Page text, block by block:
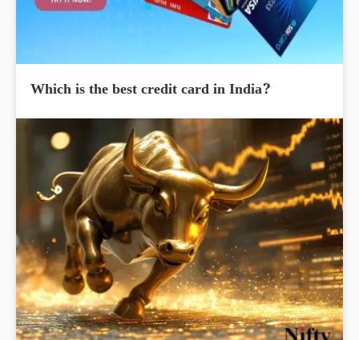
Which is the best credit card in India?